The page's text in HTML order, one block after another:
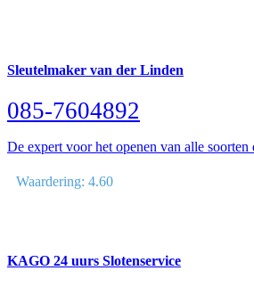
Sleutelmaker van der Linden
085-7604892
De expert voor het openen van alle soorten
Waardering: 4.60
KAGO 24 uurs Slotenservice